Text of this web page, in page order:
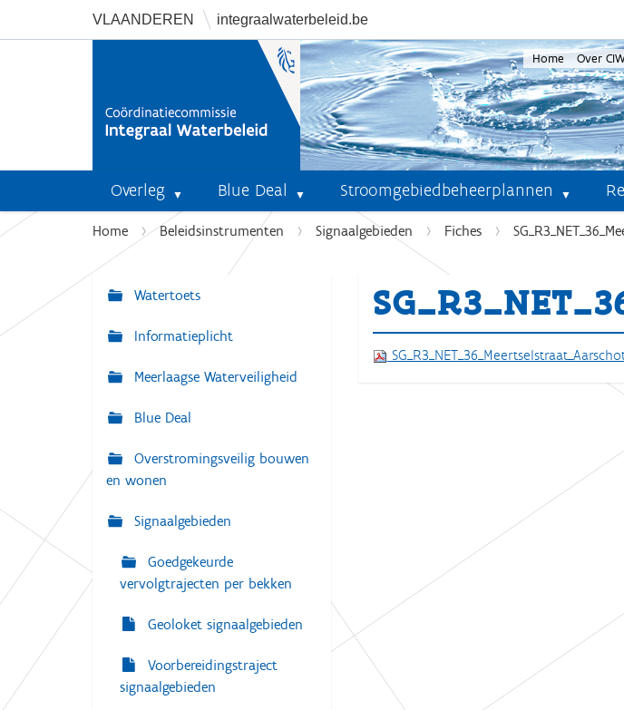
VLAANDEREN integraalwaterbeleid.be
Home Over
Overleg Blue Deal Stroomgebiedbeheerplannen
U
e
Home Beleidsinstrumenten Signaalgebieden Fiches
N
a
i
g
t
i
e
Watertoets
Informatieplicht
Meerlaagse Waterveiligheid
Blue Deal
Overstromingsveilig bouwen
en wonen
Signaalgebieden
Goedgekeurde
vervolgtrajecten per bekken
Geoloket signaalgebieden
Voorbereidingstraject
signaalgebieden